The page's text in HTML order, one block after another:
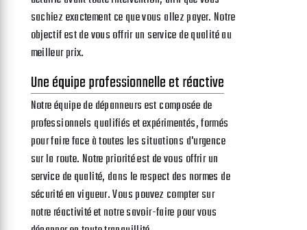
sachiez exactement ce que vous allez payer. Notre
objectif est de vous offrir un service de qualité au
meilleur prix.
Une équipe professionnelle et réactive
Notre équipe de dépanneurs est composée de
professionnels qualifiés et expérimentés, formés
pour faire face à toutes les situations d'urgence
sur la route. Notre priorité est de vous offrir un
service de qualité, dans le respect des normes de
sécurité en vigueur. Vous pouvez compter sur
notre réactivité et notre savoir-faire pour vous